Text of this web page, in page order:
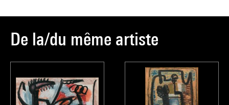
De la/du même artiste